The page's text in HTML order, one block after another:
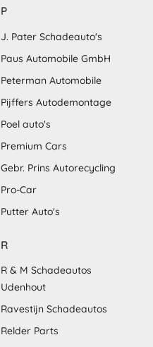
P
J. Pater Schadeauto's
Paus Automobile GmbH
Peterman Automobile
Pijffers Autodemontage
Poel auto's
Premium Cars
Gebr. Prins Autorecycling
Pro-Car
Putter Auto's
R
R & M Schadeautos
Udenhout
Ravestijn Schadeautos
Relder Parts